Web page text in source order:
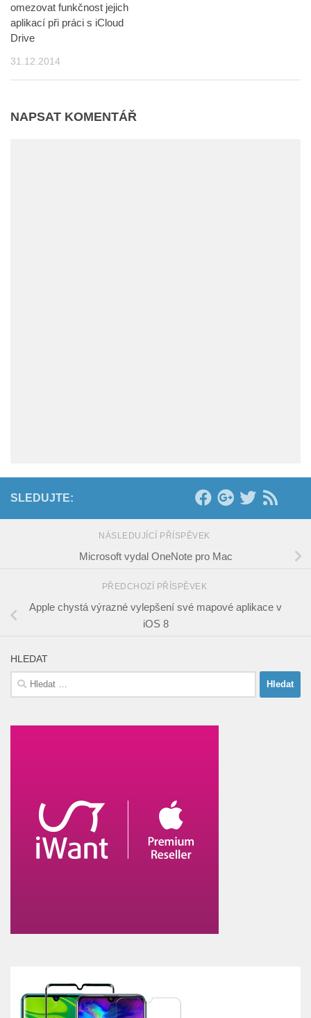
omezovat funkčnost jejich
aplikací při práci s iCloud
Drive
31.12.2014
NAPSAT KOMENTÁŘ
SLEDUJTE:
NÁSLEDUJÍCÍ PŘÍSPĚVEK
Microsoft vydal OneNote pro Mac
PŘEDCHOZÍ PŘÍSPĚVEK
Apple chystá výrazné vylepšení své mapové aplikace v
iOS 8
HLEDAT
Vyhledávání